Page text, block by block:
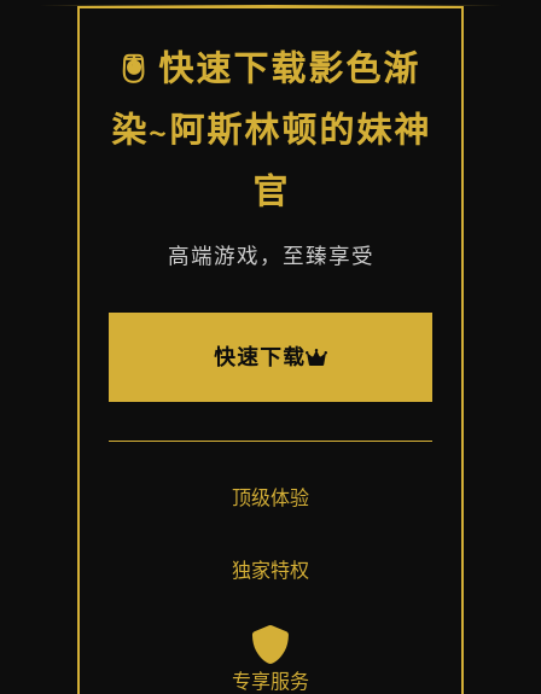
🖲️ 快速下载影色渐
染~阿斯林顿的妹神
官
高端游戏，至臻享受
快速下载
顶级体验
独家特权
专享服务